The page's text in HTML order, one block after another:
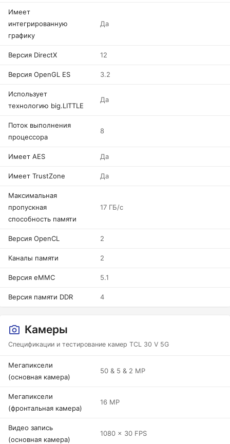
Имеет
интегрированную
графику
Да
Версия DirectX 12
Версия OpenGL ES 3.2
Использует
технологию big.LITTLE
Да
Поток выполнения
процессора
8
Имеет AES Да
Имеет TrustZone Да
Максимальная
пропускная
способность памяти
17 ГБ/с
Версия OpenCL 2
Каналы памяти 2
Версия eMMC 5.1
Версия памяти DDR 4
Камеры
Спецификации и тестирование камер TCL 30 V 5G
Мегапиксели
(основная камера)
50 & 5 & 2 MP
Мегапиксели
(фронтальная камера)
16 MP
Видео запись
(основная камера)
1080 x 30 FPS